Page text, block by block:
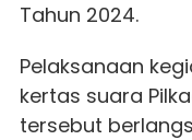
Tahun 2024.
Pelaksanaan
kertas suara
tersebut